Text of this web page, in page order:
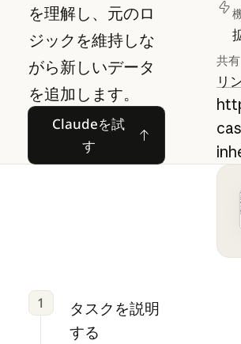
を理解し、元のロ
ジックを維持しな
がら新しいデータ
を追加します。
Claudeを試
す
Claudeを試す
共有
リ
1
タスクを説明
する